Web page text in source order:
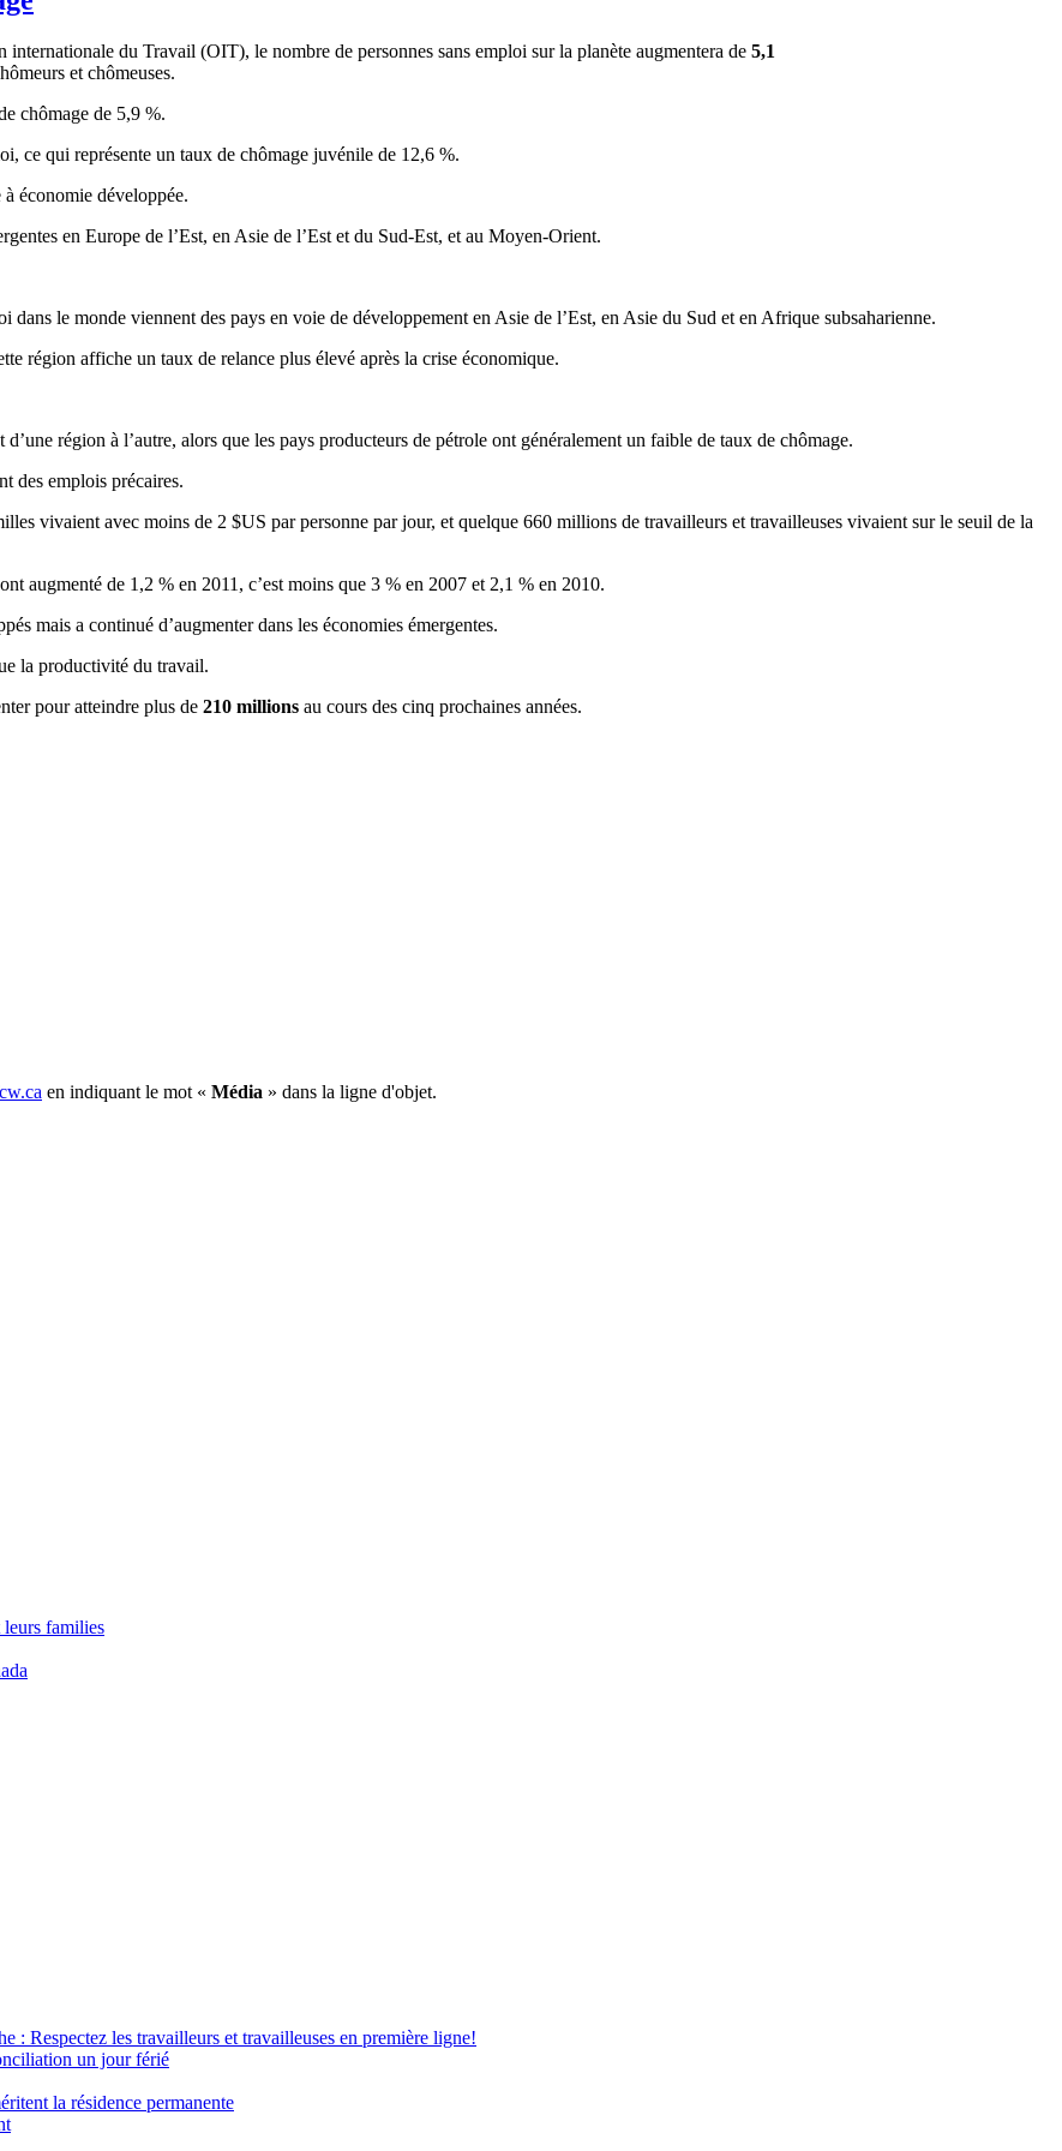
internationale du Travail (OIT), le nombre de personnes sans emploi surla planète augmentera de 5,1
et chômeuses.
chômage de 5,9 %.
, ce qui représente un taux de chômage juvénile de 12,6 %.
à économie développée.
en Europe de l’Est, en Asie de l’Est et du Sud-Est, et au Moyen-Orient.
dans le monde viennent des pays en voie de développement en Asie de l’Est, en Asie du Sud et en Afrique subsaharienne.
région affiche un taux de relance plus élevé après la crise économique.
d’une région à l’autre, alors que les pays producteurs de pétrole ont généralement un faible de taux de chômage.
des emplois précaires.
vivaient avec moins de 2 $US parpersonne par jour, et quelque 660 millions de travailleurs et travailleuses vivaient surle seuil de la
ont augmenté de 1,2 % en 2011, c’est moins que 3 % en 2007 et 2,1 % en 2010.
mais a continué d’augmenter dans les économies émergentes.
la productivité du travail.
pouratteindre plus de 210 millions au cours des cinq prochaines années.
en indiquant le mot « Média » dans la ligne d'objet.
leurs families
: Respectez les travailleurs et travailleuses en première ligne!
un jour férié
la résidence permanente